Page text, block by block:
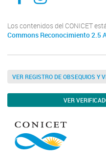
Los contenidos del CONICET
Commons Reconocimiento 2.5
VER REGISTRO DE OBSEQUIOS Y
VER